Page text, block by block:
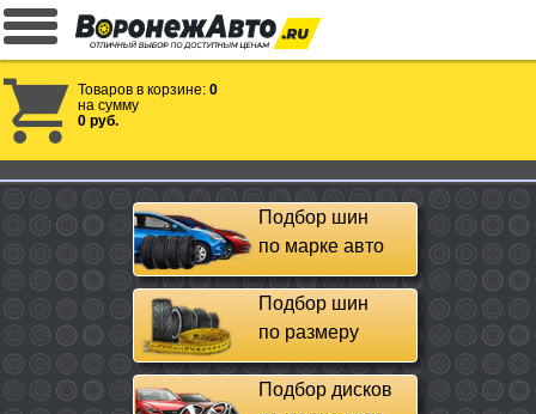
Товаров в корзине: 0
на сумму
0 руб.
Подбор шин
по марке авто
Подбор шин
по размеру
Подбор дисков